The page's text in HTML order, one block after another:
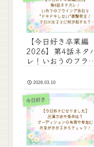
【今日好き卒業編
2026】第4話ネタ
レ！いおうのフライ
ない”衝撃発言！さ
はるとに何が起き
2026.03.10
今日好き